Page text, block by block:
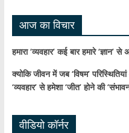
आज का विचार
हमारा ‘व्यवहार’ कई बार हमारे ‘ज्ञान’
क्योकि जीवन में जब ‘विषम’
‘व्यवहार’ से हमेशा ‘जीत’ होने की
वीडियो कॉर्नर